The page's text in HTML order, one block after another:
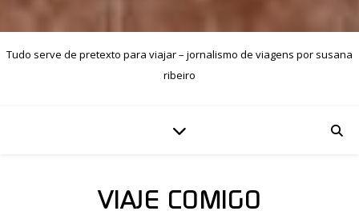
Tudo serve de pretexto para viajar – jornalismo de viagens por susana
ribeiro
VIAJE COMIGO